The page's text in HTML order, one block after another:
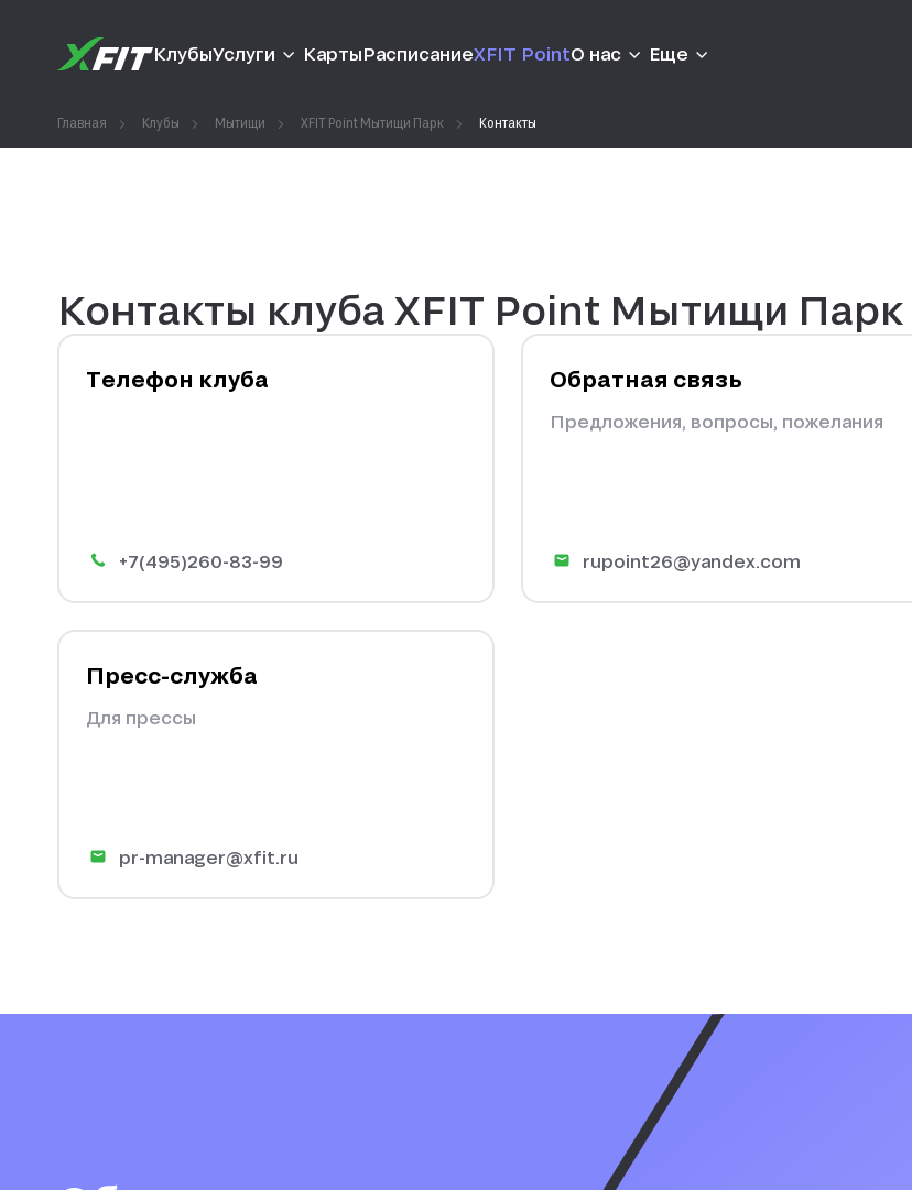
КлубыУслуги КартыРасписаниеXFIT PointО нас Еще
Главная Клубы Мытищи XFIT Point Мытищи Парк Контакты
Контакты клуба XFIT Point Мытищи Парк
Телефон клуба
+7(495)260-83-99
Обратная связь
Предложения, вопросы, пожелания
rupoint26@yandex.com
Пресс-служба
Для прессы
pr-manager@xfit.ru